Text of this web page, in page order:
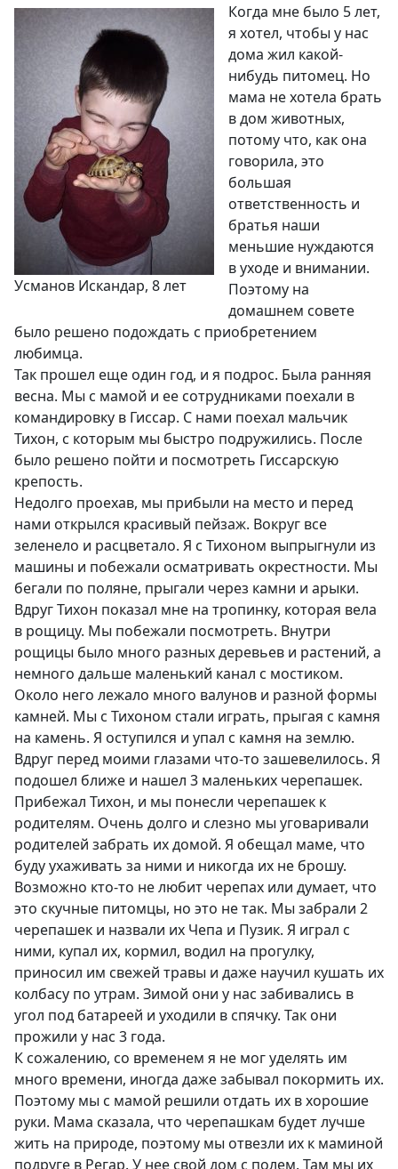
Усманов Искандар, 8 лет
Когда мне было 5 лет,
я хотел, чтобы у нас
дома жил какой-
нибудь питомец. Но
мама не хотела брать
в дом животных,
потому что, как она
говорила, это
большая
ответственность и
братья наши
меньшие нуждаются
в уходе и внимании.
Поэтому на
домашнем совете
было решено подождать с приобретением
любимца.
Так прошел еще один год, и я подрос. Была ранняя
весна. Мы с мамой и ее сотрудниками поехали в
командировку в Гиссар. С нами поехал мальчик
Тихон, с которым мы быстро подружились. После
было решено пойти и посмотреть Гиссарскую
крепость.
Недолго проехав, мы прибыли на место и перед
нами открылся красивый пейзаж. Вокруг все
зеленело и расцветало. Я с Тихоном выпрыгнули из
машины и побежали осматривать окрестности. Мы
бегали по поляне, прыгали через камни и арыки.
Вдруг Тихон показал мне на тропинку, которая вела
в рощицу. Мы побежали посмотреть. Внутри
рощицы было много разных деревьев и растений, а
немного дальше маленький канал с мостиком.
Около него лежало много валунов и разной формы
камней. Мы с Тихоном стали играть, прыгая с камня
на камень. Я оступился и упал с камня на землю.
Вдруг перед моими глазами что-то зашевелилось. Я
подошел ближе и нашел 3 маленьких черепашек.
Прибежал Тихон, и мы понесли черепашек к
родителям. Очень долго и слезно мы уговаривали
родителей забрать их домой. Я обещал маме, что
буду ухаживать за ними и никогда их не брошу.
Возможно кто-то не любит черепах или думает, что
это скучные питомцы, но это не так. Мы забрали 2
черепашек и назвали их Чепа и Пузик. Я играл с
ними, купал их, кормил, водил на прогулку,
приносил им свежей травы и даже научил кушать их
колбасу по утрам. Зимой они у нас забивались в
угол под батареей и уходили в спячку. Так они
прожили у нас 3 года.
К сожалению, со временем я не мог уделять им
много времени, иногда даже забывал покормить их.
Поэтому мы с мамой решили отдать их в хорошие
руки. Мама сказала, что черепашкам будет лучше
жить на природе, поэтому мы отвезли их к маминой
подруге в Регар. У нее свой дом с полем. Там мы их